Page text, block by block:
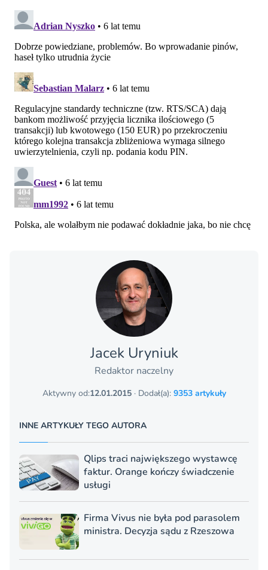
Jacek Uryniuk
Redaktor naczelny
Aktywny od:12.01.2015· Dodał(a): 9353 artykuły
INNE ARTYKUŁY TEGO AUTORA
Qlips traci największego wystawcę
faktur. Orange kończy świadczenie
usługi
Firma Vivus nie była pod parasolem
ministra. Decyzja sądu z Rzeszowa